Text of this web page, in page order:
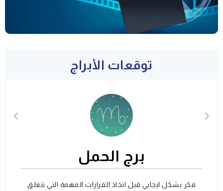
توقعات الأبراج
برج الحمل
فكر بشكل ايجابي قبل اتخاذ القرارات المهمة التي تتعلق